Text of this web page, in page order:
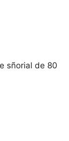
sñorial de 80